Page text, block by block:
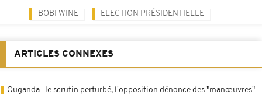
BOBI WINE ELECTION PRÉSIDENTIELLE
ARTICLES CONNEXES
Ouganda : le scrutin perturbé, l'opposition dénonce des "manœuvres"